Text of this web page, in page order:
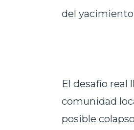
del yacimiento
El desafío real
comunidad
posible